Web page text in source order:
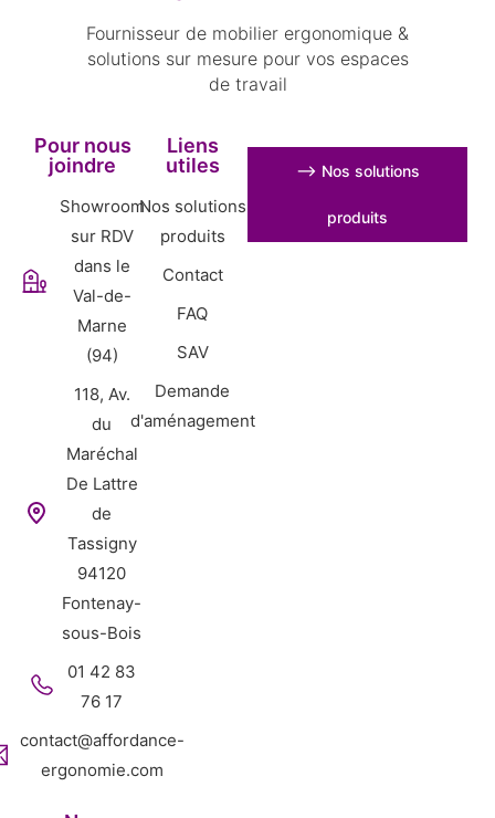
Fournisseur de mobilier ergonomique &
solutions sur mesure pour vos espaces
de travail
Pour nous
joindre
Showroom
sur RDV
dans le
Val-de-
Marne
(94)
118, Av.
du
Maréchal
De Lattre
de
Tassigny
94120
Fontenay-
sous-Bois
01 42 83
76 17
contact@affordance-
ergonomie.com
Liens
utiles
Nos solutions
produits
Contact
FAQ
SAV
Demande
d'aménagement
⟶ Nos solutions
produits